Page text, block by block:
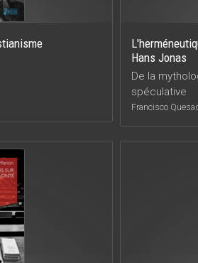
Hans Jonas
De la
spéculative
Francisco